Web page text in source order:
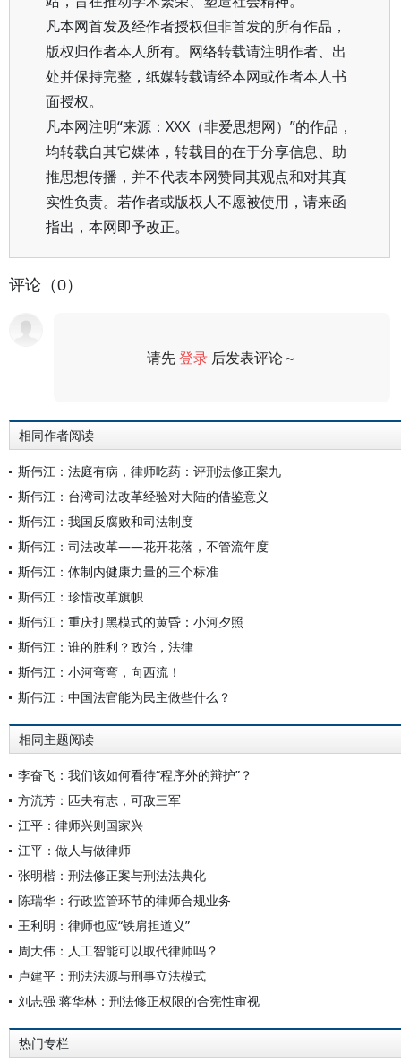
凡本网首发及经作者授权但非首发的所有作品，
版权归作者本人所有。网络转载请注明作者、出
处并保持完整，纸媒转载请经本网或作者本人书
面授权。
凡本网注明“来源：XXX（非爱思想网）”的作品，
均转载自其它媒体，转载目的在于分享信息、助
推思想传播，并不代表本网赞同其观点和对其真
实性负责。若作者或版权人不愿被使用，请来函
指出，本网即予改正。
评论（0）
请先登录 后发表评论～
相同作者阅读
斯伟江：法庭有病，律师吃药：评刑法修正案九
斯伟江：台湾司法改革经验对大陆的借鉴意义
斯伟江：我国反腐败和司法制度
斯伟江：司法改革——花开花落，不管流年度
斯伟江：体制内健康力量的三个标准
斯伟江：珍惜改革旗帜
斯伟江：重庆打黑模式的黄昏：小河夕照
斯伟江：谁的胜利？政治，法律
斯伟江：小河弯弯，向西流！
斯伟江：中国法官能为民主做些什么？
相同主题阅读
李奋飞：我们该如何看待“程序外的辩护”？
方流芳：匹夫有志，可敌三军
江平：律师兴则国家兴
江平：做人与做律师
张明楷：刑法修正案与刑法法典化
陈瑞华：行政监管环节的律师合规业务
王利明：律师也应“铁肩担道义”
周大伟：人工智能可以取代律师吗？
卢建平：刑法法源与刑事立法模式
刘志强 蒋华林：刑法修正权限的合宪性审视
热门专栏